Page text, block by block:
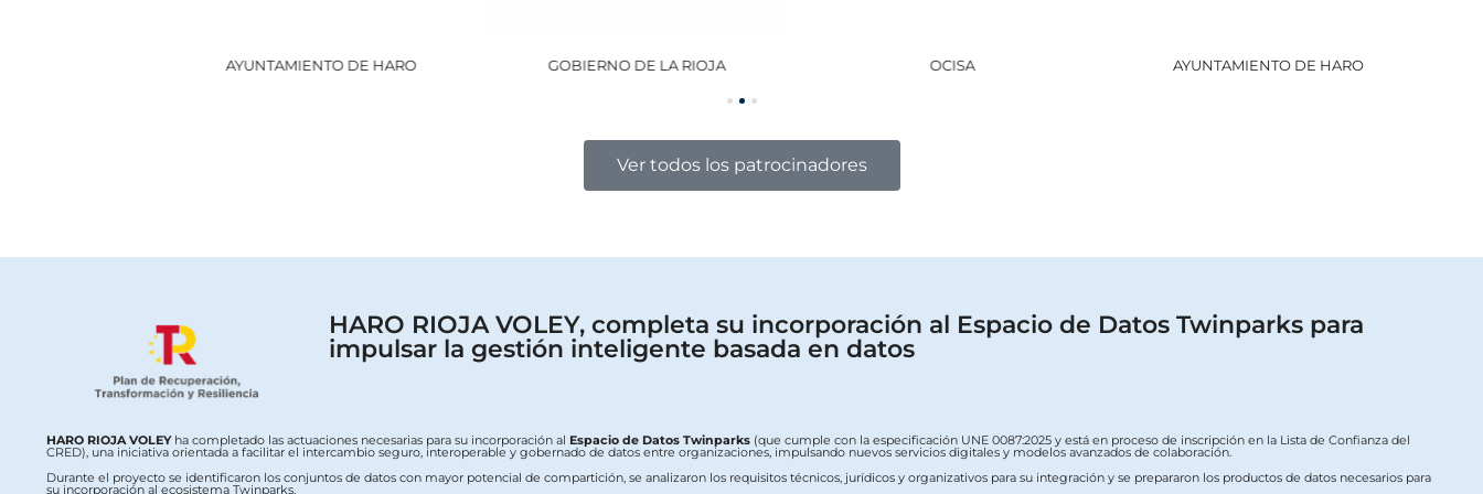
AYUNTAMIENTO DE HARO GOBIERNO DE LA RIOJA AYUNTAMIENTO DE HARO
Ver todos los patrocinadores
HARO RIOJA VOLEY, completa su incorporación al Espacio de Datos Twinparks para
impulsar la gestión inteligente basada en datos
HARO RIOJA VOLEYha completado las actuaciones necesarias para su incorporación al Espacio de Datos Twinparks (que cumple con la especificación UNE 0087:2025 y está en proceso de inscripción en la Lista de Confianza del
CRED), una iniciativa orientada a facilitar el intercambio seguro, interoperable y gobernado de datos entre organizaciones, impulsando nuevos servicios digitales y modelos avanzados de colaboración.
Durante el proyecto se identificaron los conjuntos de datos con mayor potencial de compartición, se analizaron los requisitos técnicos, jurídicos y organizativos para su integración y se prepararon los productos de datos necesarios para
su incorporación al ecosistema Twinparks.